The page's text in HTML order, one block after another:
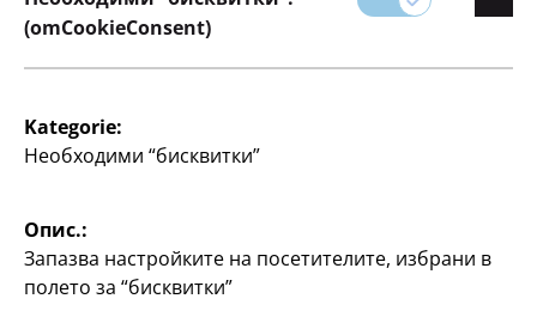
Писане
Окомплектован
28 части, с моливи,
флумастери, цветни
моливи, линийки, гуми
за триене, острилки,
(omCookieConsent)
Kategorie:
Необходими “бисквитки”
Опис.:
Запазва настройките на посетителите, избрани в
полето за “бисквитки”